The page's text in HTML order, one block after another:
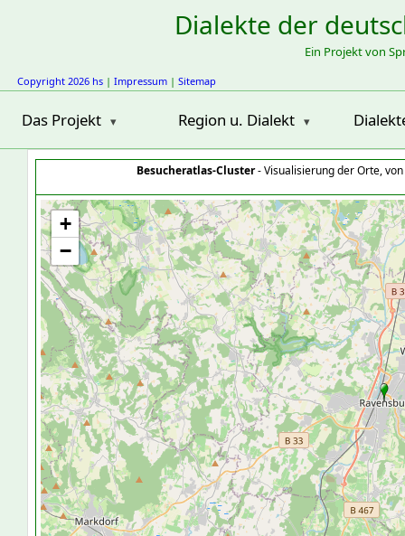
Dialekte der
Ein Projekt von
Copyright 2026 hs | Impressum | Sitemap
Das Projekt Region u. Dialekt
Besucheratlas-Cluster- Visualisierung der Orte,
+
−